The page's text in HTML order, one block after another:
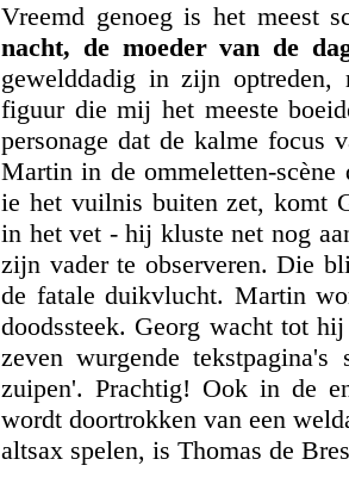
Vreemd genoeg is het meest
nacht, de moeder van de
gewelddadig in zijn
figuur die mij het meeste
personage dat de kalme focus
Martin in de ommeletten-
ie het vuilnis buiten zet, komt
in het vet - hij kluste net nog
zijn vader te observeren. Die
de fatale duikvlucht. Martin
doodssteek. Georg wacht tot
zeven wurgende
zuipen'. Prachtig! Ook in de
wordt doortrokken van een
altsax spelen, is Thomas de